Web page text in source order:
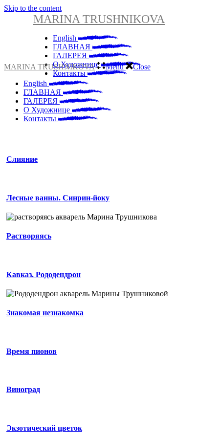
Skip to the content
MARINA TRUSHNIKOVA
English
ГЛАВНАЯ
ГАЛЕРЕЯ
О Художнице
Контакты
MARINA TRUSHNIKOVA Menu
Close
English
ГЛАВНАЯ
ГАЛЕРЕЯ
О Художнице
Контакты
Слияние
Лесные ванны. Синрин-йоку
Растворяясь
Кавказ. Рододендрон
Знакомая незнакомка
Время пионов
Виноград
Экзотический цветок